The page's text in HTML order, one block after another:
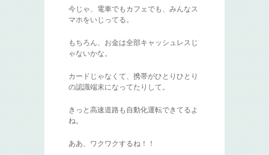
今じゃ、電車でもカフェでも、みんなス
マホをいじってる。
もちろん、お金は全部キャッシュレスじ
ゃないかな。
カードじゃなくて、携帯がひとりひとり
の認識端末になってたりして。
きっと高速道路も自動化運転できてるよ
ね。
ああ、ワクワクするね！！